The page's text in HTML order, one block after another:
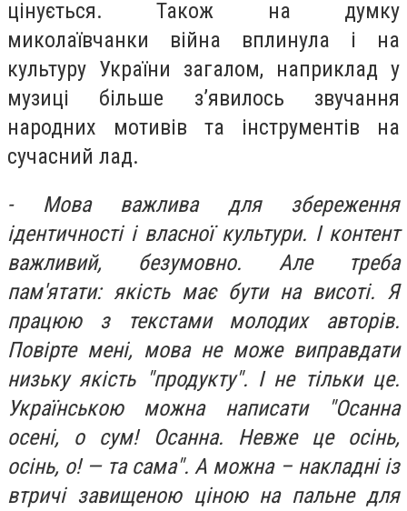
цінується. Також на думку
миколаївчанки війна вплинула і на
культуру України загалом, наприклад у
музиці більше з’явилось звучання
народних мотивів та інструментів на
сучасний лад.
- Мова важлива для збереження
ідентичності і власної культури. І контент
важливий, безумовно. Але треба
пам'ятати: якість має бути на висоті. Я
працюю з текстами молодих авторів.
Повірте мені, мова не може виправдати
низьку якість "продукту". І не тільки це.
Українською можна написати "Осанна
осені, о сум! Осанна. Невже це осінь,
осінь, о! — та сама". А можна – накладні із
втричі завищеною ціною на пальне для